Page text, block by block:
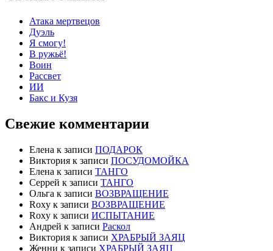
Атака мертвецов
Дуэль
Я смогу!
В ружьё!
Воин
Рассвет
ИИ
Бакс и Кузя
Свежие комментарии
Елена к записи ПОДАРОК
Виктория к записи ПОСУДОМОЙКА
Елена к записи ТАНГО
Серрей к записи ТАНГО
Ольга к записи ВОЗВРАЩЕНИЕ
Roxy к записи ВОЗВРАЩЕНИЕ
Roxy к записи ИСПЫТАНИЕ
Андрей к записи Раскол
Виктория к записи ХРАБРЫЙ ЗАЯЦ
Женни к записи ХРАБРЫЙ ЗАЯЦ